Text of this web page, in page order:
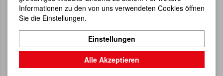
Informationen zu den von uns verwendeten Cookies öffnen
Sie die Einstellungen.
Einstellungen
Alle Akzeptieren